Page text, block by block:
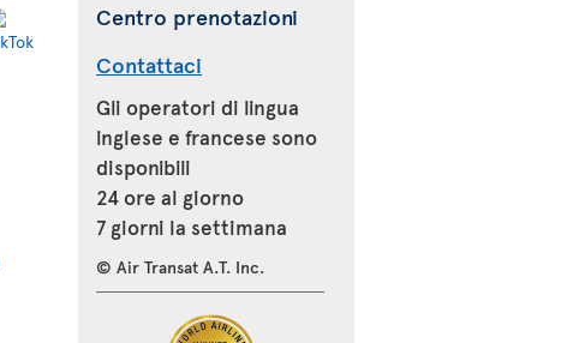
Centro prenotazioni
Contattaci
Gli operatori di lingua
inglese e francese sono
disponibili
24 ore al giorno
7 giorni la settimana
© Air Transat A.T. Inc.